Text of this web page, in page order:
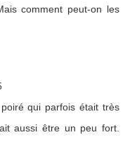
comment peut-on les
qui parfois était très
aussi être un peu fort.